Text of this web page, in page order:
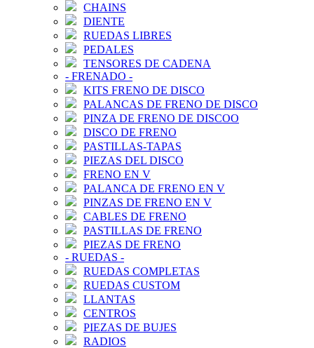
CHAINS
DIENTE
RUEDAS LIBRES
PEDALES
TENSORES DE CADENA
- FRENADO -
KITS FRENO DE DISCO
PALANCAS DE FRENO DE DISCO
PINZA DE FRENO DE DISCOO
DISCO DE FRENO
PASTILLAS-TAPAS
PIEZAS DEL DISCO
FRENO EN V
PALANCA DE FRENO EN V
PINZAS DE FRENO EN V
CABLES DE FRENO
PASTILLAS DE FRENO
PIEZAS DE FRENO
- RUEDAS -
RUEDAS COMPLETAS
RUEDAS CUSTOM
LLANTAS
CENTROS
PIEZAS DE BUJES
RADIOS